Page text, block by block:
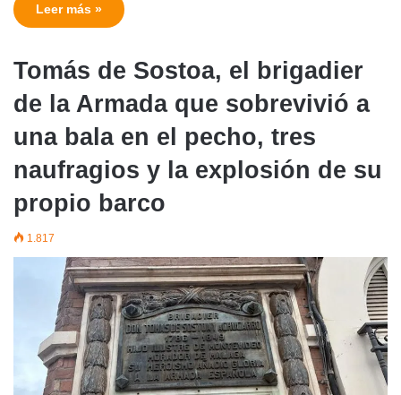
Leer más »
Tomás de Sostoa, el brigadier
de la Armada que sobrevivió a
una bala en el pecho, tres
naufragios y la explosión de su
propio barco
1.817